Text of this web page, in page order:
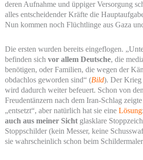
deren Aufnahme und üppiger Versorgung
alles entscheidender Kräfte die
Nun kommen noch Flüchtlinge aus Gaza
Die ersten wurden bereits eingeflogen.
befinden sich vor allem Deutsche, die
benötigen, oder Familien, die wegen der
obdachlos geworden sind“ (Bild). Der Krieg
wird dadurch weiter befeuert. Schon von
Freudentänzern nach dem Iran-Schlag
„entsetzt“, aber natürlich hat sie eine Lösung
auch aus meiner Sicht glasklare
Stoppschilder (kein Messer, keine
sie wahrscheinlich schon beim